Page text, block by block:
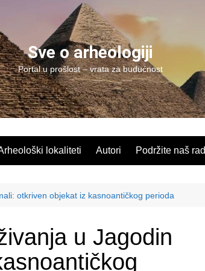
Sve o arheologiji
Portal u prošlost – vrata za budućnost
lokaliteti Autori Podržite naš rad
otkriven objekat iz kasnoantičkog perioda
u Jagodin